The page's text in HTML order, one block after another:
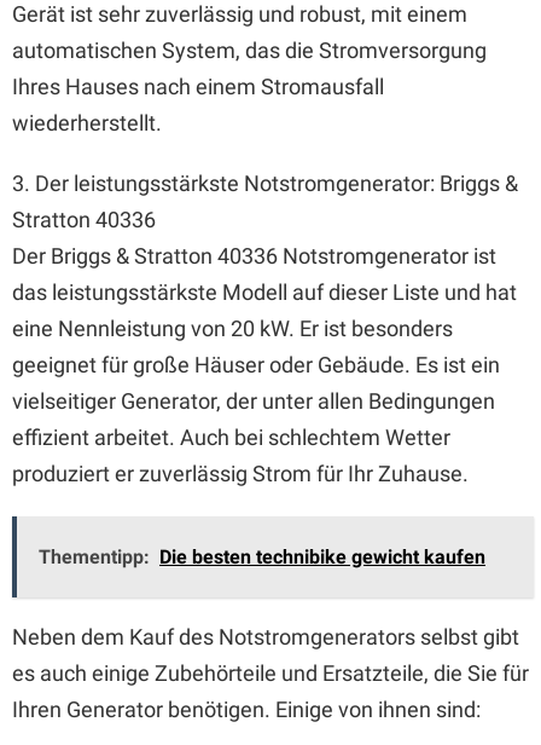
Gerät ist sehr zuverlässig und robust, mit einem
automatischen System, das die Stromversorgung
Ihres Hauses nach einem Stromausfall
wiederherstellt.
3. Der leistungsstärkste Notstromgenerator: Briggs &
Stratton 40336
Der Briggs & Stratton 40336 Notstromgenerator ist
das leistungsstärkste Modell auf dieser Liste und hat
eine Nennleistung von 20 kW. Er ist besonders
geeignet für große Häuser oder Gebäude. Es ist ein
vielseitiger Generator, der unter allen Bedingungen
effizient arbeitet. Auch bei schlechtem Wetter
produziert er zuverlässig Strom für Ihr Zuhause.
Thementipp: Die besten technibike gewicht kaufen
Neben dem Kauf des Notstromgenerators selbst gibt
es auch einige Zubehörteile und Ersatzteile, die Sie für
Ihren Generator benötigen. Einige von ihnen sind: